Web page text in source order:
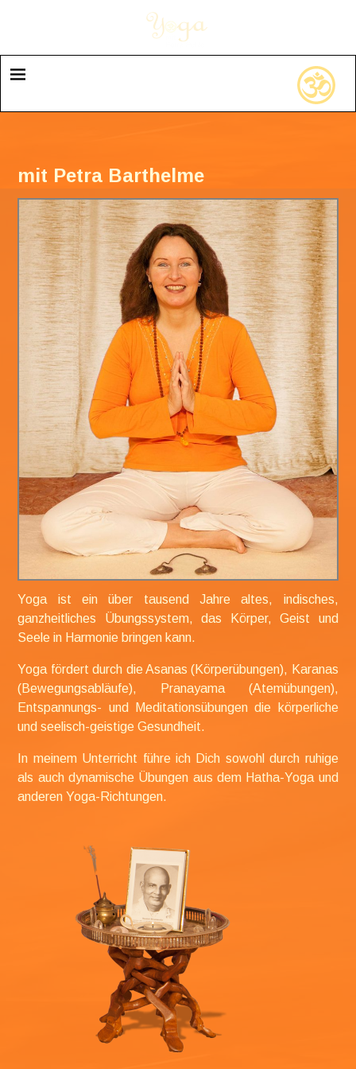
mit Petra Barthelme
Yoga ist ein über tausend Jahre altes,
indisches,
ganzheitliches Übungssystem, das Körper, Geist und
Seele in Harmonie bringen kann.
Yoga fördert durch die Asanas (Körperübungen), Karanas
(Bewegungsabläufe), Pranayama (Atemübungen),
Entspannungs- und Meditationsübungen die körperliche
und seelisch-geistige Gesundheit.
In meinem Unterricht führe ich Dich sowohl durch ruhige
als auch dynamische Übungen aus dem Hatha-Yoga und
anderen Yoga-Richtungen.